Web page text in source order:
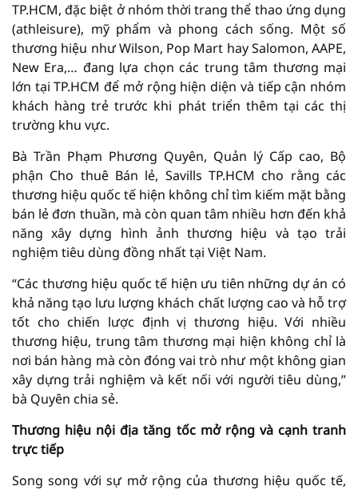
TP.HCM, đặc biệt ở nhóm thời trang thể thao ứng dụng
(athleisure), mỹ phẩm và phong cách sống. Một số
thương hiệu như Wilson, Pop Mart hay Salomon, AAPE,
New Era,… đang lựa chọn các trung tâm thương mại
lớn tại TP.HCM để mở rộng hiện diện và tiếp cận nhóm
khách hàng trẻ trước khi phát triển thêm tại các thị
trường khu vực.
Bà Trần Phạm Phương Quyên, Quản lý Cấp cao, Bộ
phận Cho thuê Bán lẻ, Savills TP.HCM cho rằng các
thương hiệu quốc tế hiện không chỉ tìm kiếm mặt bằng
bán lẻ đơn thuần, mà còn quan tâm nhiều hơn đến khả
năng xây dựng hình ảnh thương hiệu và tạo trải
nghiệm tiêu dùng đồng nhất tại Việt Nam.
“Các thương hiệu quốc tế hiện ưu tiên những dự án có
khả năng tạo lưu lượng khách chất lượng cao và hỗ trợ
tốt cho chiến lược định vị thương hiệu. Với nhiều
thương hiệu, trung tâm thương mại hiện không chỉ là
nơi bán hàng mà còn đóng vai trò như một không gian
xây dựng trải nghiệm và kết nối với người tiêu dùng,”
bà Quyên chia sẻ.
Thương hiệu nội địa tăng tốc mở rộng và cạnh tranh
trực tiếp
Song song với sự mở rộng của thương hiệu quốc tế,